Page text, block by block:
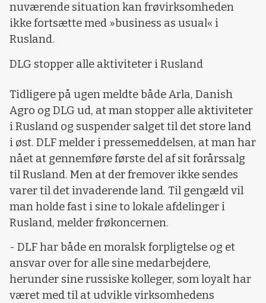
nuværende situation kan frøvirksomheden
ikke fortsætte med »business as usual« i
Rusland.
DLG stopper alle aktiviteter i Rusland
Tidligere på ugen meldte både Arla, Danish
Agro og DLG ud, at man stopper alle aktiviteter
i Rusland og suspender salget til det store land
i øst. DLF melder i pressemeddelsen, at man har
nået at gennemføre første del af sit forårssalg
til Rusland. Men at der fremover ikke sendes
varer til det invaderende land. Til gengæld vil
man holde fast i sine to lokale afdelinger i
Rusland, melder frøkoncernen.
- DLF har både en moralsk forpligtelse og et
ansvar over for alle sine medarbejdere,
herunder sine russiske kolleger, som loyalt har
været med til at udvikle virksomhedens